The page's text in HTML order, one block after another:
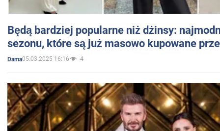
Będą bardziej popularne niż dżinsy:
sezonu, które są już masowo kupowane
Dama05.03.2025 16:16 4